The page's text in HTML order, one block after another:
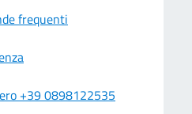
frequenti
+39 0898122535